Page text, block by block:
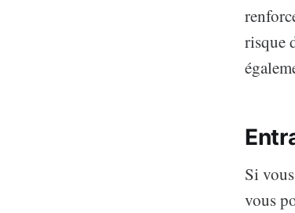
risque
Si
vous